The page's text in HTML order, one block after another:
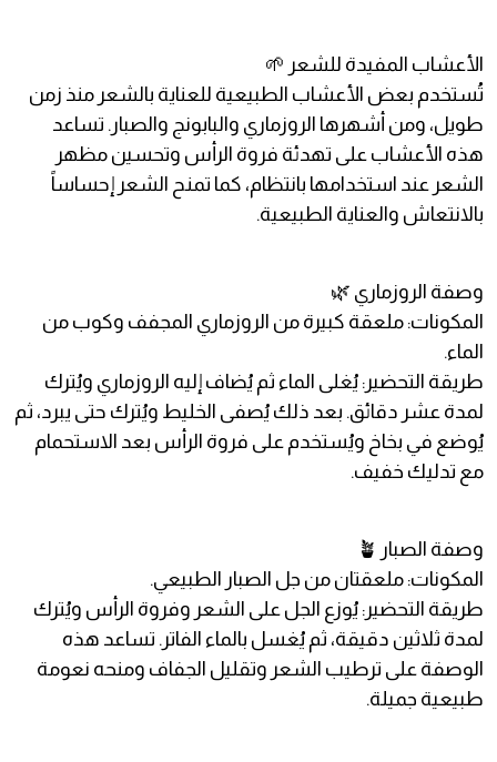
الأعشاب المفيدة للشعر 🌱
تُستخدم بعض الأعشاب الطبيعية للعناية بالشعر منذ زمن
طويل، ومن أشهرها الروزماري والبابونج والصبار. تساعد
هذه الأعشاب على تهدئة فروة الرأس وتحسين مظهر
الشعر عند استخدامها بانتظام، كما تمنح الشعر إحساساً
بالانتعاش والعناية الطبيعية.
وصفة الروزماري 🌿
المكونات: ملعقة كبيرة من الروزماري المجفف وكوب من
الماء.
طريقة التحضير: يُغلى الماء ثم يُضاف إليه الروزماري ويُترك
لمدة عشر دقائق. بعد ذلك يُصفى الخليط ويُترك حتى يبرد، ثم
يُوضع في بخاخ ويُستخدم على فروة الرأس بعد الاستحمام
مع تدليك خفيف.
وصفة الصبار 🪴
المكونات: ملعقتان من جل الصبار الطبيعي.
طريقة التحضير: يُوزع الجل على الشعر وفروة الرأس ويُترك
لمدة ثلاثين دقيقة، ثم يُغسل بالماء الفاتر. تساعد هذه
الوصفة على ترطيب الشعر وتقليل الجفاف ومنحه نعومة
طبيعية جميلة.